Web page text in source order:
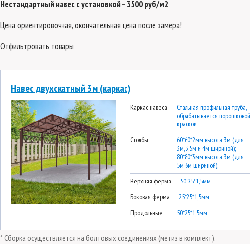
Нестандартный навес с установкой – 3500 руб/м2
Цена ориентировочная, окончательная цена после замера!
Отфильтровать товары
Навес двухскатный 3м (каркас)
Каркас навеса
Стальная профильная труба,
обрабатывается порошковой
краской
Столбы
60*60*2мм высота 3м (для
3м, 3,5м и 4м шириной);
80*80*3мм высота 3м (для
5м 6м шириной);
Верхняя ферма
50*25*1,5мм
Боковая ферма
25*25*1,5мм
Продольные
50*25*1,5мм
* Сборка осуществляется на болтовых соединениях (метиз в комплект).